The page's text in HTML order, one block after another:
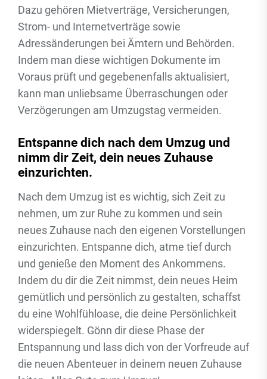
Dazu gehören Mietverträge, Versicherungen,
Strom- und Internetverträge sowie
Adressänderungen bei Ämtern und Behörden.
Indem man diese wichtigen Dokumente im
Voraus prüft und gegebenenfalls aktualisiert,
kann man unliebsame Überraschungen oder
Verzögerungen am Umzugstag vermeiden.
Entspanne dich nach dem Umzug und
nimm dir Zeit, dein neues Zuhause
einzurichten.
Nach dem Umzug ist es wichtig, sich Zeit zu
nehmen, um zur Ruhe zu kommen und sein
neues Zuhause nach den eigenen Vorstellungen
einzurichten. Entspanne dich, atme tief durch
und genieße den Moment des Ankommens.
Indem du dir die Zeit nimmst, dein neues Heim
gemütlich und persönlich zu gestalten, schaffst
du eine Wohlfühloase, die deine Persönlichkeit
widerspiegelt. Gönn dir diese Phase der
Entspannung und lass dich von der Vorfreude auf
die neuen Abenteuer in deinem neuen Zuhause